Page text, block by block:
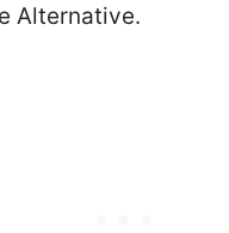
Alternative.